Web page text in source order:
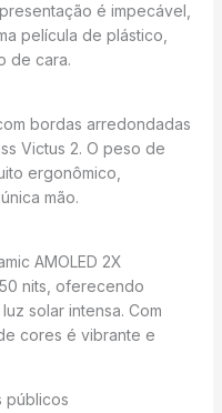
é impecável,
película de plástico,
de cara.
bordas arredondadas
Victus 2. O peso de
ergonômico,
mão.
AMOLED 2X
nits, oferecendo
solar intensa. Com
cores é vibrante e
públicos